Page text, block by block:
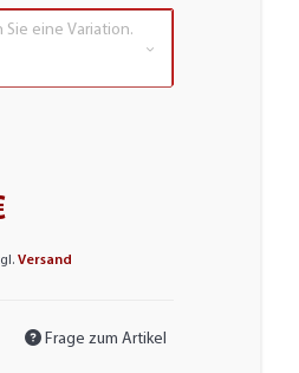
Sie eine Variation.
Versand
Frage zum Artikel